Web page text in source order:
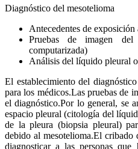
Diagnóstico del mesotelioma
Antecedentes de exposición
Pruebas de imagen del
computarizada)
Análisis del líquido pleural
El establecimiento del
para los médicos.Las pruebas de
el diagnóstico.Por lo general, se
espacio pleural (citología del
de la pleura (biopsia pleural)
debido al mesotelioma.El cribado
diagnosticar a las personas que